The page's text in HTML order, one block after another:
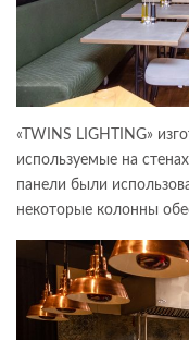
«TWINS LIGHTING»
используемые на
панели были
некоторые колонны